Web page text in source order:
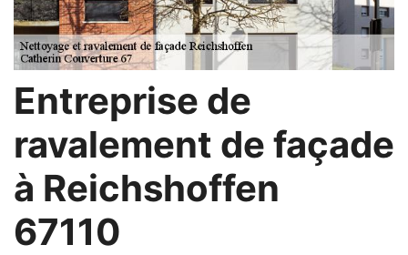
Entreprise de
ravalement de façade
à Reichshoffen
67110